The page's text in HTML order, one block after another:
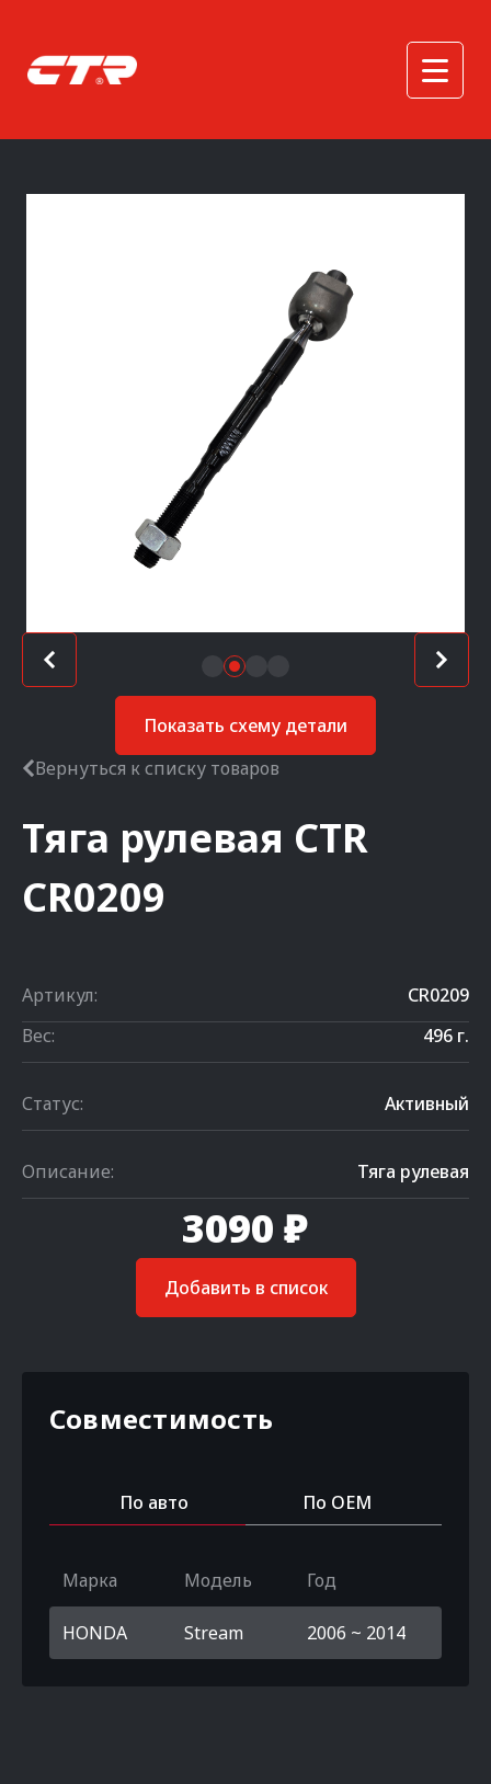
Показать схему детали
Вернуться к списку товаров
Тяга рулевая CTR
CR0209
Артикул:
CR0209
Вес:
496 г.
Статус: Активный
Описание: Тяга рулевая
3090 ₽
Добавить в список
Совместимость
По авто По OEM
Марка Модель Год
HONDA Stream 2006 ~ 2014